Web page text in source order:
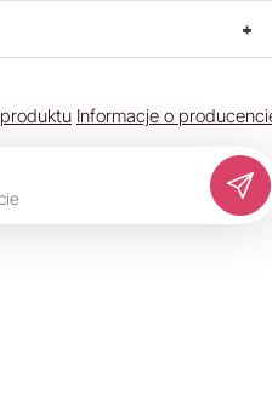
+
Informacje o
ie